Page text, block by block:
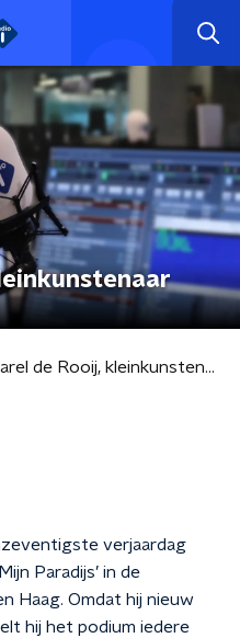
Karel de Rooij, kleinkunstenaar
verjaardag
Paradijs’ in de
Haag. Omdat hij nieuw
hij het podium iedere